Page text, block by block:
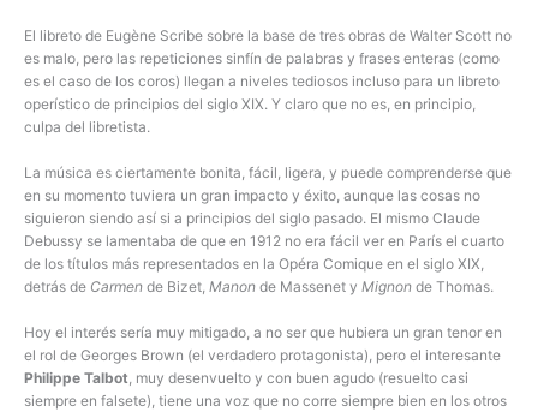
El libreto de Eugène Scribe sobre la base de tres obras de Walter Scott no
es malo, pero las repeticiones sinfín de palabras y frases enteras (como
es el caso de los coros) llegan a niveles tediosos incluso para un libreto
operístico de principios del siglo XIX. Y claro que no es, en principio,
culpa del libretista.
La música es ciertamente bonita, fácil, ligera, y puede comprenderse que
en su momento tuviera un gran impacto y éxito, aunque las cosas no
siguieron siendo así si a principios del siglo pasado. El mismo Claude
Debussy se lamentaba de que en 1912 no era fácil ver en París el cuarto
de los títulos más representados en la Opéra Comique en el siglo XIX,
detrás de Carmen de Bizet, Manon de Massenet y Mignon de Thomas.
Hoy el interés sería muy mitigado, a no ser que hubiera un gran tenor en
el rol de Georges Brown (el verdadero protagonista), pero el interesante
Philippe Talbot, muy desenvuelto y con buen agudo (resuelto casi
siempre en falsete), tiene una voz que no corre siempre bien en los otros